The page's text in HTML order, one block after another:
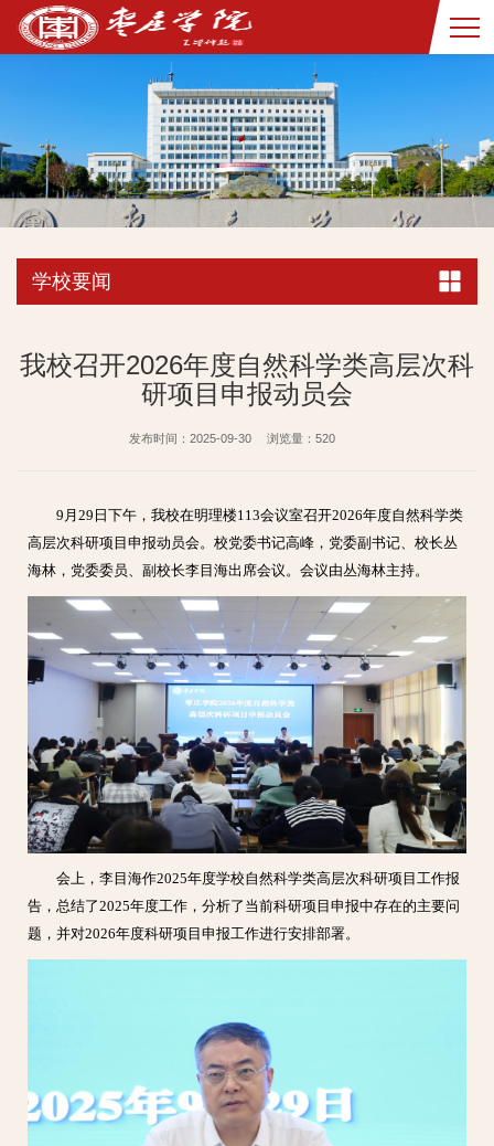
学校要闻
我校召开2026年度自然科学类高层次科
研项目申报动员会
发布时间：2025-09-30 浏览量： 520
9月29日下午，我校在明理楼113会议室召开2026年度自然科学类
高层次科研项目申报动员会。校党委书记高峰，党委副书记、校长丛
海林，党委委员、副校长李目海出席会议。会议由丛海林主持。
会上，李目海作2025年度学校自然科学类高层次科研项目工作报
告，总结了2025年度工作，分析了当前科研项目申报中存在的主要问
题，并对2026年度科研项目申报工作进行安排部署。